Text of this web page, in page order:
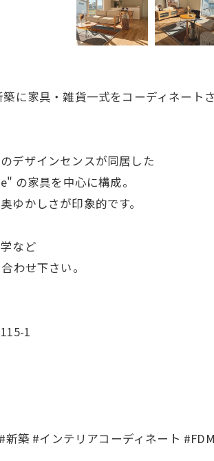
築に家具・雑貨一式をコーディネート
デザインセンスが同居した
の家具を中心に構成。
ゆかしさが印象的です。
など
わせ下さい。
1
新築 #インテリアコーディネート